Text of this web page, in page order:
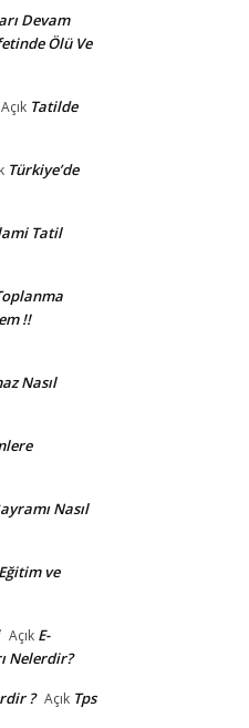
Devam
Ölü Ve
Açık Tatilde
Türkiye’de
Tatil
!!
Nasıl
Nasıl
ve
Açık E-
Nelerdir?
? Açık Tps